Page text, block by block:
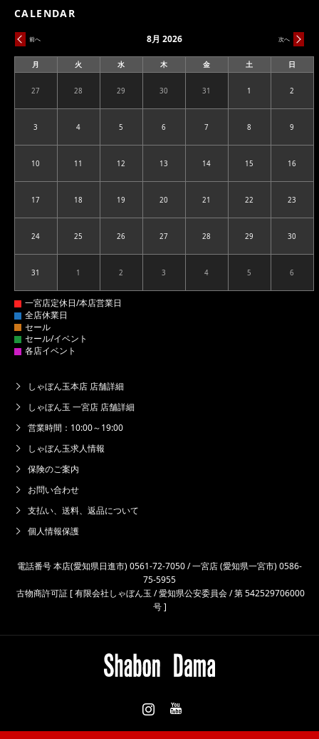
CALENDAR
前へ 次へ
8月 2026
月
曜
火
曜
水
曜
木
曜
金
曜
土
曜
日
曜
272026.07.27 282026.07.28 292026.07.29 302026.07.30 312026.07.31 12026.08.01 2
32026.08.03 42026.08.04 52026.08.05 62026.08.06 72026.08.07 82026.08.08 9
102026.08.10 112026.08.11 122026.08.12 132026.08.13 142026.08.14 152026.08.15 16
172026.08.17 182026.08.18 192026.08.19 202026.08.20 212026.08.21 222026.08.22 23
242026.08.24 252026.08.25 262026.08.26 272026.08.27 282026.08.28 292026.08.29 30
312026.08.31 12026.09.01 22026.09.02 32026.09.03 42026.09.04 52026.09.05 6
しゃぼん玉本店 店舗詳細
しゃぼん玉 一宮店 店舗詳細
営業時間：10:00～19:00
しゃぼん玉求人情報
保険のご案内
お問い合わせ
支払い、送料、返品について
個人情報保護
電話番号 本店(愛知県日進市) 0561-72-7050 / 一宮店 (愛知県一宮市) 0586-
75-5955
古物商許可証 [ 有限会社しゃぼん玉 / 愛知県公安委員会 / 第 542529706000
号 ]